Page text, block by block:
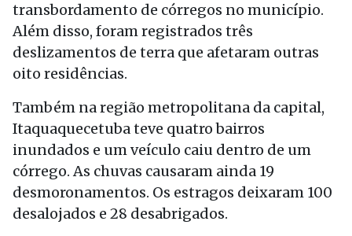
transbordamento de córregos no município.
Além disso, foram registrados três
deslizamentos de terra que afetaram outras
oito residências.
Também na região metropolitana da capital,
Itaquaquecetuba teve quatro bairros
inundados e um veículo caiu dentro de um
córrego. As chuvas causaram ainda 19
desmoronamentos. Os estragos deixaram 100
desalojados e 28 desabrigados.